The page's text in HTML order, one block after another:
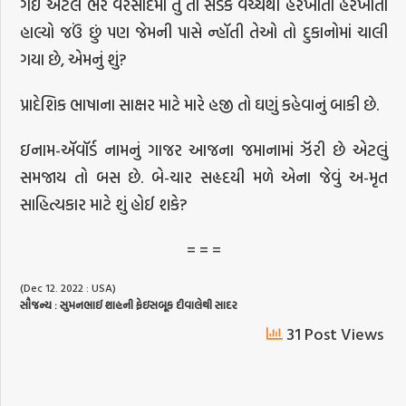
હાલ્યો જઉં છું પણ જેમની પાસે ન્હૉતી તેઓ તો દુકાનોમાં ચાલી
ગયા છે, એમનું શું?
પ્રાદેશિક ભાષાના સાક્ષર માટે મારે હજી તો ઘણું કહેવાનું બાકી છે.
ઇનામ-ઍવૉર્ડ નામનું ગાજર આજના જમાનામાં ઝૅરી છે એટલું
સમજાય તો બસ છે. બે-ચાર સહૃદયી મળે એના જેવું અ-મૃત
સાહિત્યકાર માટે શું હોઈ શકે?
= = =
(Dec 12. 2022 : USA)
સૌજન્ય :સુમનભાઈશાહનીફેઇસબૂકદીવાલેથીસાદર
31 Post Views